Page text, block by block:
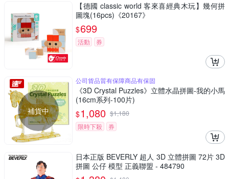
【德國 classic world 客來喜經典木玩】幾何拼
圖塊(16pcs)《20167》
$699
活動 券
補貨中
公司貨品質有保障商品有保固
《3D Crystal Puzzles》立體水晶拼圖-我的小馬
(16cm系列-100片)
$1,080 $1,180
限時下殺
券
日本正版 BEVERLY 超人 3D 立體拼圖 72片 3D
拼圖 公仔 模型 正義聯盟 - 484790